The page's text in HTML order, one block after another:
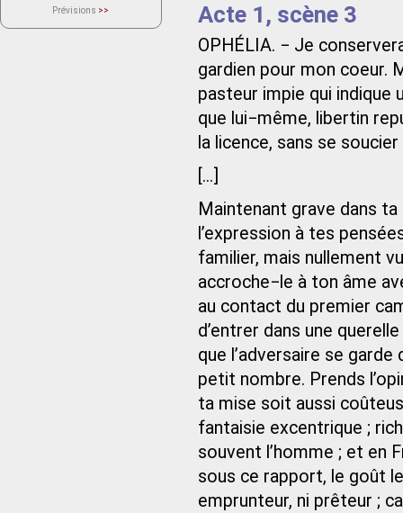
Acte 1, scène 3
OPHÉLIA. − Je
gardien pour mon coeur.
pasteur impie qui indique
que lui−même, libertin
la licence, sans se
[...]
Maintenant grave dans
l’expression à tes
familier, mais nullement
accroche−le à ton âme
au contact du premier
d’entrer dans une
que l’adversaire se
petit nombre. Prends
ta mise soit aussi
fantaisie excentrique ;
souvent l’homme ; et en
sous ce rapport, le goût
emprunteur, ni prêteur ;
Prévisions >>
actuellement aucune prévision